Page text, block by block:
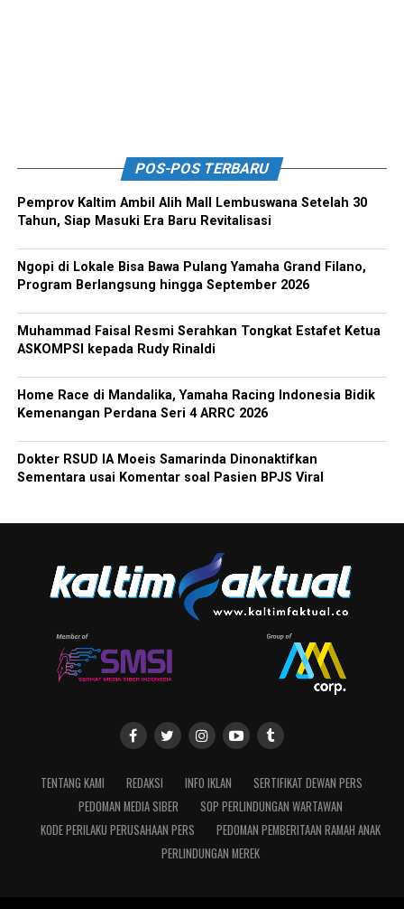
POS-POS TERBARU
Pemprov Kaltim Ambil Alih Mall Lembuswana Setelah 30
Tahun, Siap Masuki Era Baru Revitalisasi
Ngopi di Lokale Bisa Bawa Pulang Yamaha Grand Filano,
Program Berlangsung hingga September 2026
Muhammad Faisal Resmi Serahkan Tongkat Estafet Ketua
ASKOMPSI kepada Rudy Rinaldi
Home Race di Mandalika, Yamaha Racing Indonesia Bidik
Kemenangan Perdana Seri 4 ARRC 2026
Dokter RSUD IA Moeis Samarinda Dinonaktifkan
Sementara usai Komentar soal Pasien BPJS Viral
TENTANG KAMI REDAKSI INFO IKLAN
SERTIFIKAT DEWAN PERS
PEDOMAN MEDIA SIBER
SOP PERLINDUNGAN WARTAWAN
KODE PERILAKU PERUSAHAAN PERS
PEDOMAN PEMBERITAAN RAMAH ANAK
PERLINDUNGAN MEREK